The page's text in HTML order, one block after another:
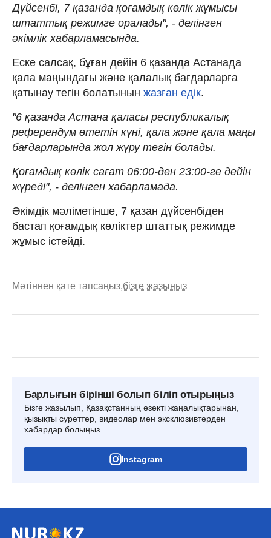
Дүйсенбі, 7 қазанда қоғамдық көлік жұмысы
штаттық режимге оралады", - делінген
әкімлік хабарламасында.
Еске салсақ, бұған дейін 6 қазанда Астанада
қала маңындағы және қалалық бағдарларға
қатынау тегін болатынын жазған едік.
"6 қазанда Астана қаласы республикалық
референдум өтетін күні, қала және қала маңы
бағдарларында жол жүру тегін болады.
Қоғамдық көлік сағат 06:00-ден 23:00-ге дейін
жүреді", - делінген хабарламада.
Әкімдік мәліметінше, 7 қазан дүйсенбіден
бастап қоғамдық көліктер штаттық режимде
жұмыс істейді.
Мәтіннен қате тапсаңыз,бізге жазыңыз
Барлығын бірінші болып біліп отырыңыз
Бізге жазылып, Қазақстанның өзекті жаңалықтарынан,
қызықты суреттер, видеолар мен эксклюзивтерден
хабардар болыңыз.
Instagram